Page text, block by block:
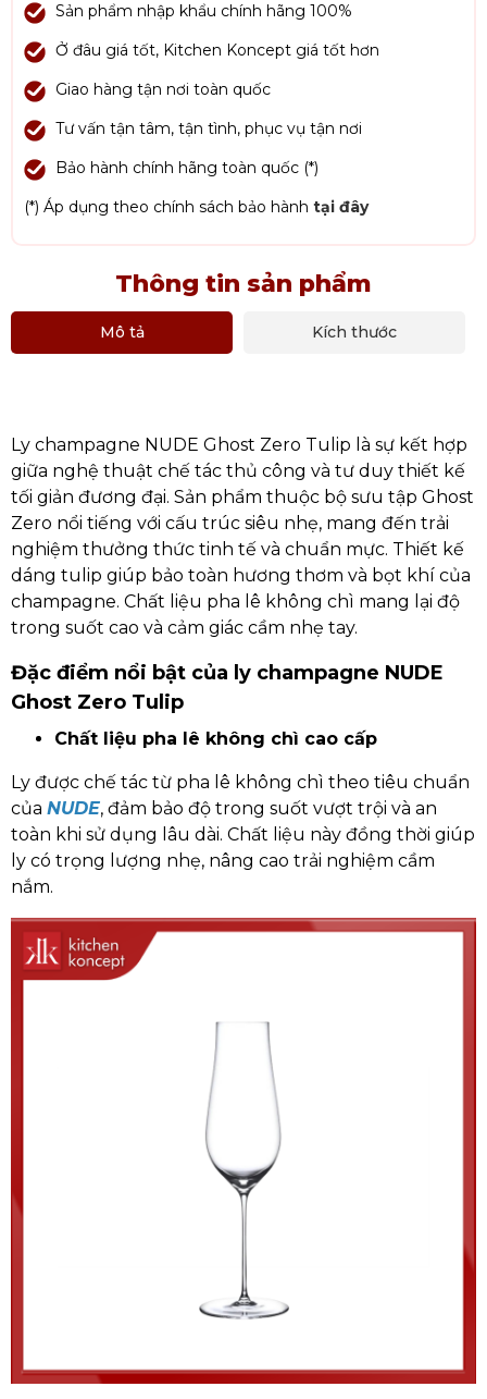
Sản phẩm nhập khẩu chính hãng 100%
Ở đâu giá tốt, Kitchen Koncept giá tốt hơn
Giao hàng tận nơi toàn quốc
Tư vấn tận tâm, tận tình, phục vụ tận nơi
Bảo hành chính hãng toàn quốc (*)
(*) Áp dụng theo chính sách bảo hành tại đây
Thông tin sản phẩm
Mô tả Kích thước
Ly champagne NUDE Ghost Zero Tulip là sự kết hợp
giữa nghệ thuật chế tác thủ công và tư duy thiết kế
tối giản đương đại. Sản phẩm thuộc bộ sưu tập Ghost
Zero nổi tiếng với cấu trúc siêu nhẹ, mang đến trải
nghiệm thưởng thức tinh tế và chuẩn mực. Thiết kế
dáng tulip giúp bảo toàn hương thơm và bọt khí của
champagne. Chất liệu pha lê không chì mang lại độ
trong suốt cao và cảm giác cầm nhẹ tay.
Đặc điểm nổi bật của ly champagne NUDE
Ghost Zero Tulip
Chất liệu pha lê không chì cao cấp
Ly được chế tác từ pha lê không chì theo tiêu chuẩn
của NUDE, đảm bảo độ trong suốt vượt trội và an
toàn khi sử dụng lâu dài. Chất liệu này đồng thời giúp
ly có trọng lượng nhẹ, nâng cao trải nghiệm cầm
nắm.